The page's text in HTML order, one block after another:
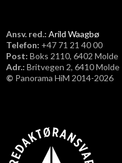
Ansv. red.: Arild Waagbø
Telefon: ​+47 71 21 40 00
Post: Boks 2110, 6402 Molde
Adr.: Britvegen 2, 6410 Molde
© Panorama HiM 2014-2026